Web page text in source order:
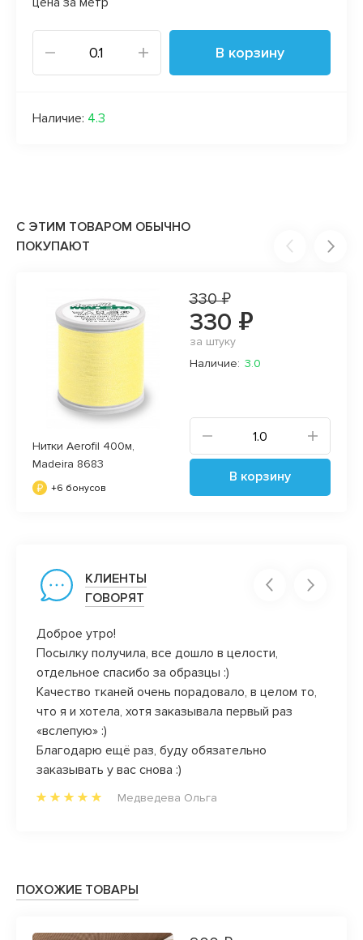
В корзину
Наличие: 4.3
С ЭТИМ ТОВАРОМ ОБЫЧНО
ПОКУПАЮТ
Нитки Aerofil 400м,
Madeira 8683
+6 бонусов
330 ₽
330 ₽
за штуку
Наличие: 3.0
В корзину
КЛИЕНТЫ
ГОВОРЯТ
Доброе утро!
Посылку получила, все дошло в целости,
отдельное спасибо за образцы :)
Качество тканей очень порадовало, в целом то,
что я и хотела, хотя заказывала первый раз
«вслепую» :)
Благодарю ещё раз, буду обязательно
заказывать у вас снова :)
Медведева Ольга
ПОХОЖИЕ ТОВАРЫ